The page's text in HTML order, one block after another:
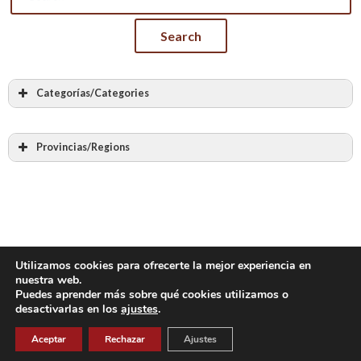
Categorías/Categories
Albañilería
Cantería
Otras bóvedas y arcos de ladrillo
Piedra en seco
Muros de mampostería
Muros de tapial y adobe
Provincias/Regions
Almería
Asturias
Ávila
Badajoz
Baleares – Illes Balears
Copyright 2023
Utilizamos cookies para ofrecerte la mejor experiencia en
nuestra web.
Puedes aprender más sobre qué cookies utilizamos o
desactivarlas en los ajustes.
Aceptar Rechazar Ajustes